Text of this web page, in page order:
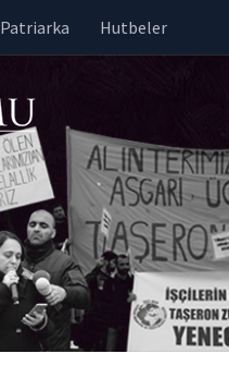
Patriarka Hutbeler